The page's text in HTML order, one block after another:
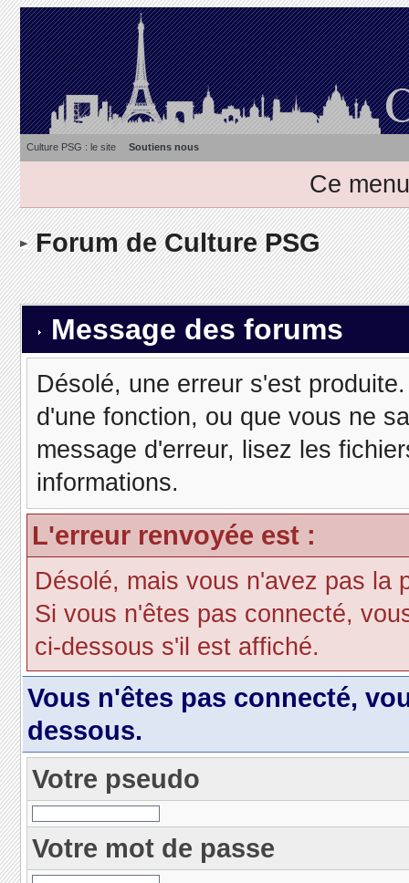
Culture PSG : le site Soutiens nous
Ce
Forum de Culture PSG
Message des forums
Désolé, une erreur s'est
d'une fonction, ou que vous ne
message d'erreur, lisez les
informations.
L'erreur renvoyée est :
Désolé, mais vous n'avez pas la
Si vous n'êtes pas connecté,
ci-dessous s'il est affiché.
Vous n'êtes pas connecté,
dessous.
Votre pseudo
Votre mot de passe